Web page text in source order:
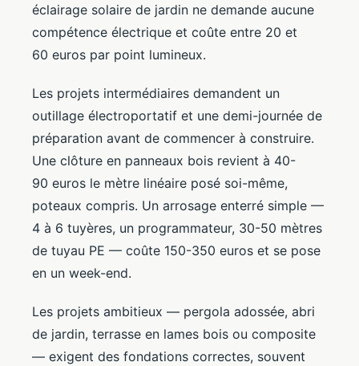
éclairage solaire de jardin ne demande aucune
compétence électrique et coûte entre 20 et
60 euros par point lumineux.
Les projets intermédiaires demandent un
outillage électroportatif et une demi-journée de
préparation avant de commencer à construire.
Une clôture en panneaux bois revient à 40-
90 euros le mètre linéaire posé soi-même,
poteaux compris. Un arrosage enterré simple —
4 à 6 tuyères, un programmateur, 30-50 mètres
de tuyau PE — coûte 150-350 euros et se pose
en un week-end.
Les projets ambitieux — pergola adossée, abri
de jardin, terrasse en lames bois ou composite
— exigent des fondations correctes, souvent